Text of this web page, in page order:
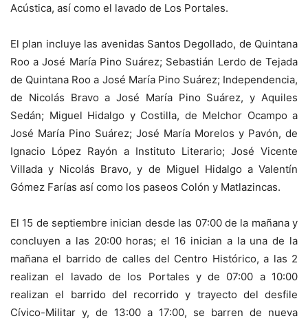
Acústica, así como el lavado de Los Portales.
El plan incluye las avenidas Santos Degollado, de Quintana
Roo a José María Pino Suárez; Sebastián Lerdo de Tejada
de Quintana Roo a José María Pino Suárez; Independencia,
de Nicolás Bravo a José María Pino Suárez, y Aquiles
Sedán; Miguel Hidalgo y Costilla, de Melchor Ocampo a
José María Pino Suárez; José María Morelos y Pavón, de
Ignacio López Rayón a Instituto Literario; José Vicente
Villada y Nicolás Bravo, y de Miguel Hidalgo a Valentín
Gómez Farías así como los paseos Colón y Matlazincas.
El 15 de septiembre inician desde las 07:00 de la mañana y
concluyen a las 20:00 horas; el 16 inician a la una de la
mañana el barrido de calles del Centro Histórico, a las 2
realizan el lavado de los Portales y de 07:00 a 10:00
realizan el barrido del recorrido y trayecto del desfile
Cívico-Militar y, de 13:00 a 17:00, se barren de nueva